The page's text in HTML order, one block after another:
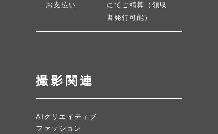
撮影関連
AIクリエイティブ
ファッション
お支払い
にてご精算（領収
書発行可能）